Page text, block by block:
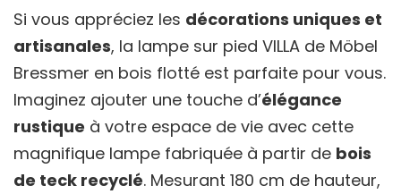
Si vous appréciez les décorations uniques et
artisanales, la lampe sur pied VILLA de Möbel
Bressmer en bois flotté est parfaite pour vous.
Imaginez ajouter une touche d’élégance
rustique à votre espace de vie avec cette
magnifique lampe fabriquée à partir de bois
de teck recyclé. Mesurant 180 cm de hauteur,